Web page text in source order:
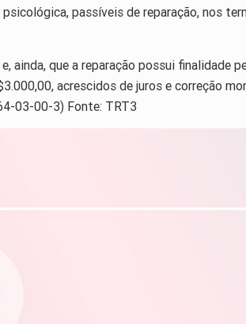
passíveis de reparação, nos
ainda, que a reparação possui finalidade
acrescidos de juros e correção
03-00-3) Fonte: TRT3